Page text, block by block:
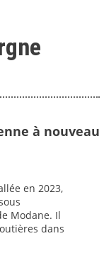
à nouveau
en 2023,
Modane. Il
dans